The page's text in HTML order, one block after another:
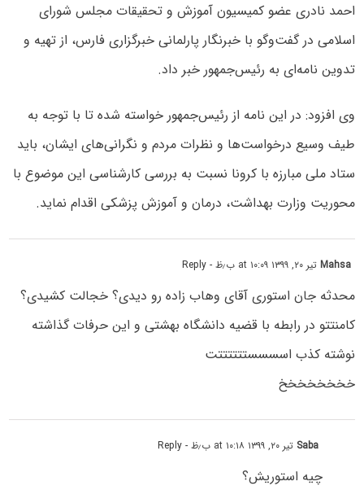
احمد نادری عضو کمیسیون آموزش و تحقیقات مجلس شورای
اسلامی در گفت‌وگو با خبرنگار پارلمانی خبرگزاری فارس، از تهیه و
تدوین نامه‌ای به رئیس‌جمهور خبر داد.
وی افزود: در این نامه از رئیس‌جمهور خواسته شده تا با توجه به
طیف وسیع درخواست‌ها و نظرات مردم و نگرانی‌های ایشان، باید
ستاد ملی مبارزه با کرونا نسبت به بررسی کارشناسی این موضوع با
محوریت وزارت بهداشت، درمان و آموزش پزشکی اقدام نماید.
Mahsaتیر ۲۰, ۱۳۹۹ at ۱۰:۰۹ ب٫ظ - Reply
محدثه جان استوری آقای وهاب زاده رو دیدی؟ خجالت کشیدی؟
کامنتتو در رابطه با قضیه دانشگاه بهشتی و این حرفات گذاشته
نوشته کذب اسسسستتتتتتت
خخخخخخخخ
Saba تیر ۲۰, ۱۳۹۹ at ۱۰:۱۸ ب٫ظ - Reply
چیه استوریش؟